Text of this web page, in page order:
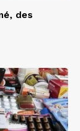
des